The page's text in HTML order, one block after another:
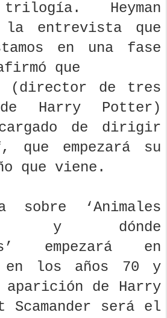
Heyman
la entrevista que
en una fase
que
(director de tres
Harry Potter)
de dirigir
empezará su
que viene.
‘Animales
y dónde
empezará en
en los años 70 y
de Harry
Scamander será el